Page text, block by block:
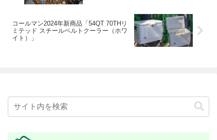
コールマン2024年新商品「54QT 70THリ
ミテッド スチールベルトクーラー（ホワ
イト）」